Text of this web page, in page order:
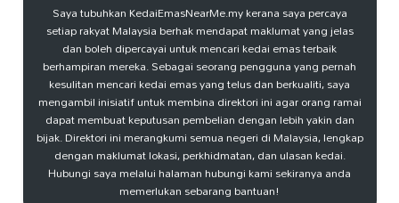
Saya tubuhkan KedaiEmasNearMe.my kerana saya percaya
setiap rakyat Malaysia berhak mendapat maklumat yang jelas
dan boleh dipercayai untuk mencari kedai emas terbaik
berhampiran mereka. Sebagai seorang pengguna yang pernah
kesulitan mencari kedai emas yang telus dan berkualiti, saya
mengambil inisiatif untuk membina direktori ini agar orang ramai
dapat membuat keputusan pembelian dengan lebih yakin dan
bijak. Direktori ini merangkumi semua negeri di Malaysia, lengkap
dengan maklumat lokasi, perkhidmatan, dan ulasan kedai.
Hubungi saya melalui halaman hubungi kami sekiranya anda
memerlukan sebarang bantuan!